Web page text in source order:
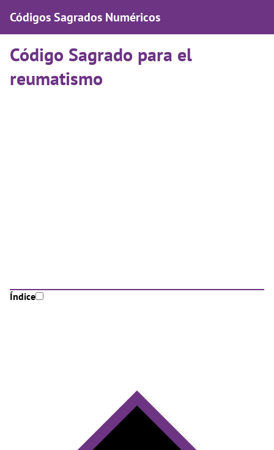
Códigos Sagrados Numéricos
Código Sagrado para el
reumatismo
Índice